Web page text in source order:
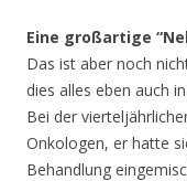
Eine großartige
Das ist aber noch
dies alles eben auch
Bei der
Onkologen, er hatte
Behandlung